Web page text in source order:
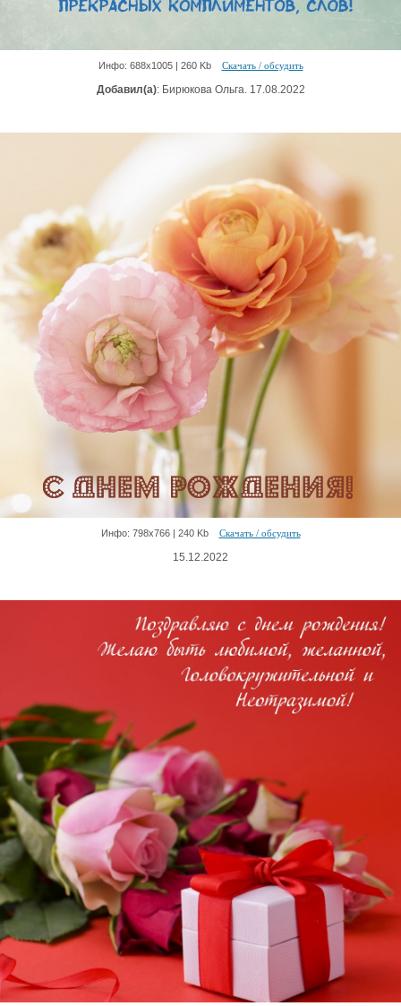
Инфо: 688х1005 | 260 Kb Скачать / обсудить
Добавил(а): Бирюкова Ольга. 17.08.2022
Инфо: 798х766 | 240 Kb Скачать / обсудить
15.12.2022